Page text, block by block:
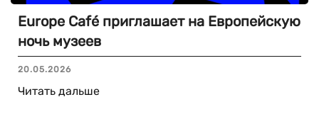
Europe Café приглашает на Европейскую
ночь музеев
20.05.2026
Читать дальше